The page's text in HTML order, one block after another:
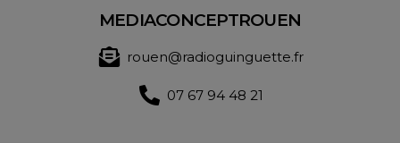
MEDIACONCEPTROUEN
rouen@radioguinguette.fr
07 67 94 48 21